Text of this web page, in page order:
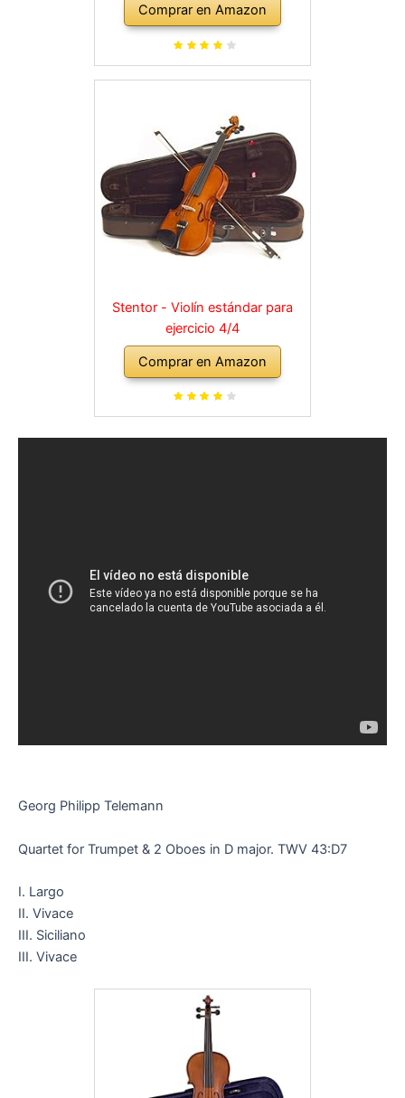
Comprar en Amazon
Stentor - Violín estándar para
ejercicio 4/4
Comprar en Amazon
Georg Philipp Telemann
Quartet for Trumpet & 2 Oboes in D major. TWV 43:D7
I. Largo
II. Vivace
III. Siciliano
III. Vivace